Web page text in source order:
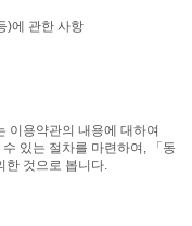
)에 관한 사항
이용약관의 내용에 대하여
있는 절차를 마련하여, 「동
한 것으로 봅니다.